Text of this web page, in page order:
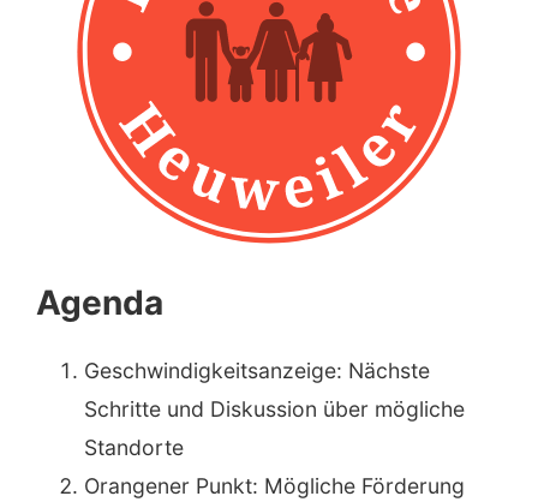
Agenda
Geschwindigkeitsanzeige: Nächste
Schritte und Diskussion über mögliche
Standorte
Orangener Punkt: Mögliche Förderung